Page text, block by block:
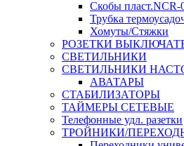
Скобы пласт.NCR-
Трубка
Хомуты/Стяжки
РОЗЕТКИ
СВЕТИЛЬНИКИ
СВЕТИЛЬНИКИ
АВАТАРЫ
СТАБИЛИЗАТОРЫ
ТАЙМЕРЫ СЕТЕВЫЕ
Телефонные удл. разетки
ТРОЙНИКИ/